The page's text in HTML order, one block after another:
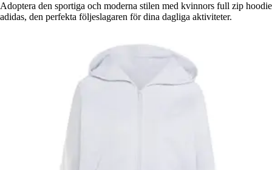
Adoptera den sportiga och moderna stilen med kvinnors full zip hoodie
adidas, den perfekta följeslagaren för dina dagliga aktiviteter.